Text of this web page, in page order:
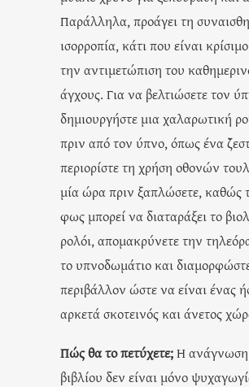
Παράλληλα, προάγει τη
ισορροπία, κάτι που είναι
την αντιμετώπιση του
άγχους. Για να βελτιώσετε τον
δημιουργήστε μια χαλαρωτική
πριν από τον ύπνο, όπως ένα
περιορίστε τη χρήση οθονών
μία ώρα πριν ξαπλώσετε, καθώς
φως μπορεί να διαταράξει το
ρολόι, απομακρύνετε την
το υπνοδωμάτιο και
περιβάλλον ώστε να είναι ένας
αρκετά σκοτεινός και άνετος
Πώς θα το πετύχετε;Η ανάγνωση
βιβλίου δεν είναι μόνο